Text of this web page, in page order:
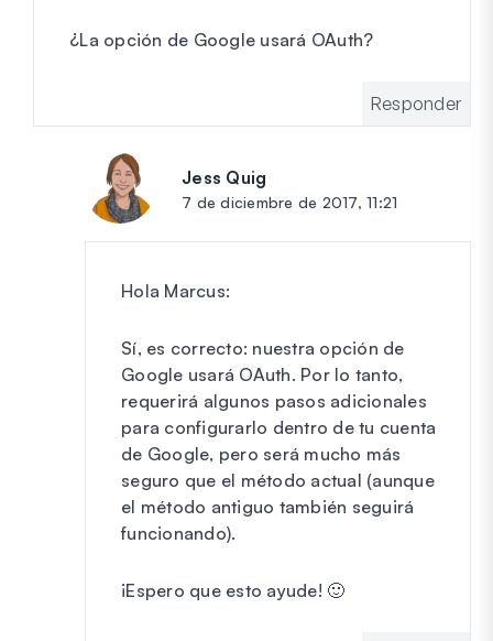
¿La opción de Google usará OAuth?
Responder
Jess Quig
7 de diciembre de 2017, 11:21
Hola Marcus:
Sí, es correcto: nuestra opción de
Google usará OAuth. Por lo tanto,
requerirá algunos pasos adicionales
para configurarlo dentro de tu cuenta
de Google, pero será mucho más
seguro que el método actual (aunque
el método antiguo también seguirá
funcionando).
¡Espero que esto ayude! 🙂